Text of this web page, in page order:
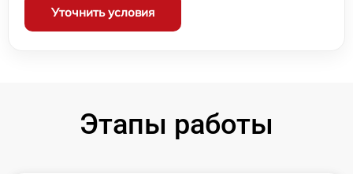
Уточнить условия
Этапы работы